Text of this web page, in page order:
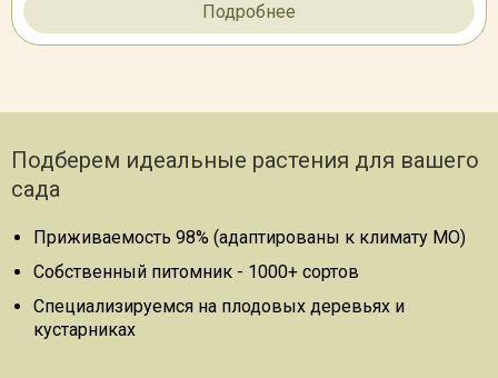
Подробнее
Подберем идеальные растения для вашего
сада
Приживаемость 98% (адаптированы к климату МО)
Собственный питомник - 1000+ сортов
Специализируемся на плодовых деревьях и
кустарниках